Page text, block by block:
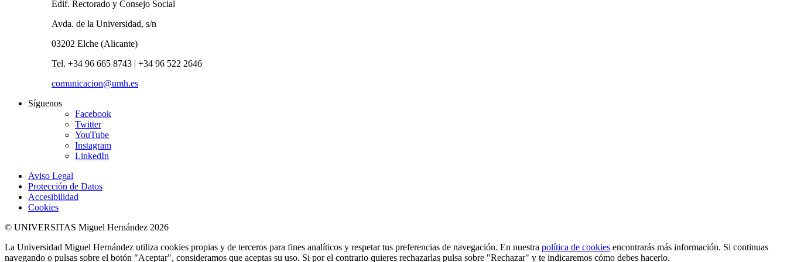
Edif. Rectorado y Consejo Social
Avda. de la Universidad, s/n
03202 Elche (Alicante)
Tel. +34 96 665 8743 | +34 96 522 2646
comunicacion@umh.es
Síguenos
Facebook
Twitter
YouTube
Instagram
LinkedIn
Aviso Legal
Protección de Datos
Accesibilidad
Cookies
© UNIVERSITAS Miguel Hernández 2026
La Universidad Miguel Hernández utiliza cookies propias y de terceros para fines analíticos y respetar tus preferencias de navegación. En nuestra política de cookies encontrarás más información. Si continuas
navegando o pulsas sobre el botón "Aceptar", consideramos que aceptas su uso. Si por el contrario quieres rechazarlas pulsa sobre "Rechazar" y te indicaremos cómo debes hacerlo.